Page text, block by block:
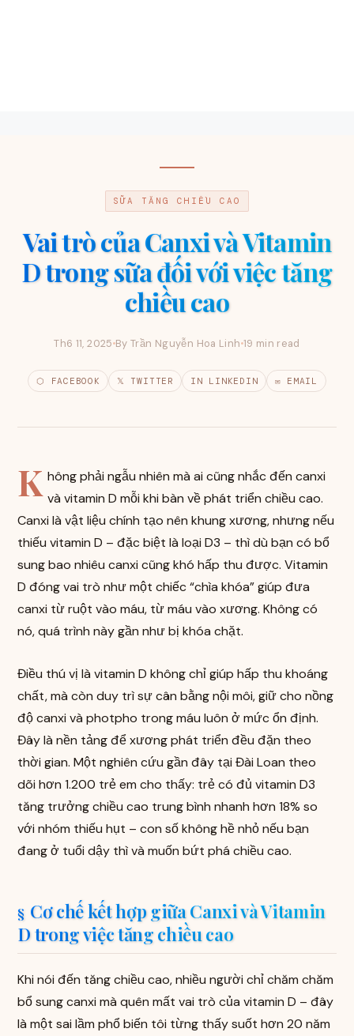
SỮA TĂNG CHIỀU CAO
Vai trò của Canxi và Vitamin
D trong sữa đối với việc tăng
chiều cao
Th6 11, 2025 By Trần Nguyễn Hoa Linh 19 min read
⬡ FACEBOOK 𝕏 TWITTER IN LINKEDIN ✉ EMAIL
K hông phải ngẫu nhiên mà ai cũng nhắc đến canxi
và vitamin D mỗi khi bàn về phát triển chiều cao.
Canxi là vật liệu chính tạo nên khung xương, nhưng nếu
thiếu vitamin D – đặc biệt là loại D3 – thì dù bạn có bổ
sung bao nhiêu canxi cũng khó hấp thu được. Vitamin
D đóng vai trò như một chiếc “chìa khóa” giúp đưa
canxi từ ruột vào máu, từ máu vào xương. Không có
nó, quá trình này gần như bị khóa chặt.
Điều thú vị là vitamin D không chỉ giúp hấp thu khoáng
chất, mà còn duy trì sự cân bằng nội môi, giữ cho nồng
độ canxi và photpho trong máu luôn ở mức ổn định.
Đây là nền tảng để xương phát triển đều đặn theo
thời gian. Một nghiên cứu gần đây tại Đài Loan theo
dõi hơn 1.200 trẻ em cho thấy: trẻ có đủ vitamin D3
tăng trưởng chiều cao trung bình nhanh hơn 18% so
với nhóm thiếu hụt – con số không hề nhỏ nếu bạn
đang ở tuổi dậy thì và muốn bứt phá chiều cao.
Cơ chế kết hợp giữa Canxi và Vitamin
D trong việc tăng chiều cao
Khi nói đến tăng chiều cao, nhiều người chỉ chăm chăm
bổ sung canxi mà quên mất vai trò của vitamin D – đây
là một sai lầm phổ biến tôi từng thấy suốt hơn 20 năm